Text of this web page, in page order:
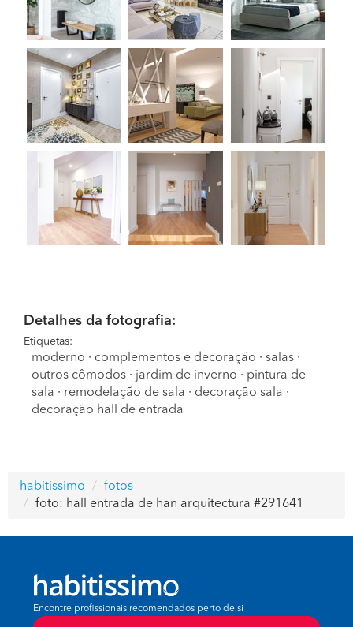
Detalhes da fotografia:
Etiquetas:
moderno · complementos e decoração · salas ·
outros cômodos · jardim de inverno · pintura de
sala · remodelação de sala · decoração sala ·
decoração hall de entrada
habitissimo
fotos
foto: hall entrada de han arquitectura #291641
Encontre profissionais recomendados perto de si